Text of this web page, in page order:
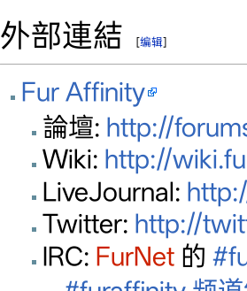
外部連結 [编辑]
Fur Affinity
論壇: http://
Wiki: http://
LiveJournal:
Twitter: http://
IRC: FurNet的